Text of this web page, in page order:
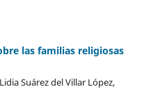
las familias religiosas
Suárez del Villar López,